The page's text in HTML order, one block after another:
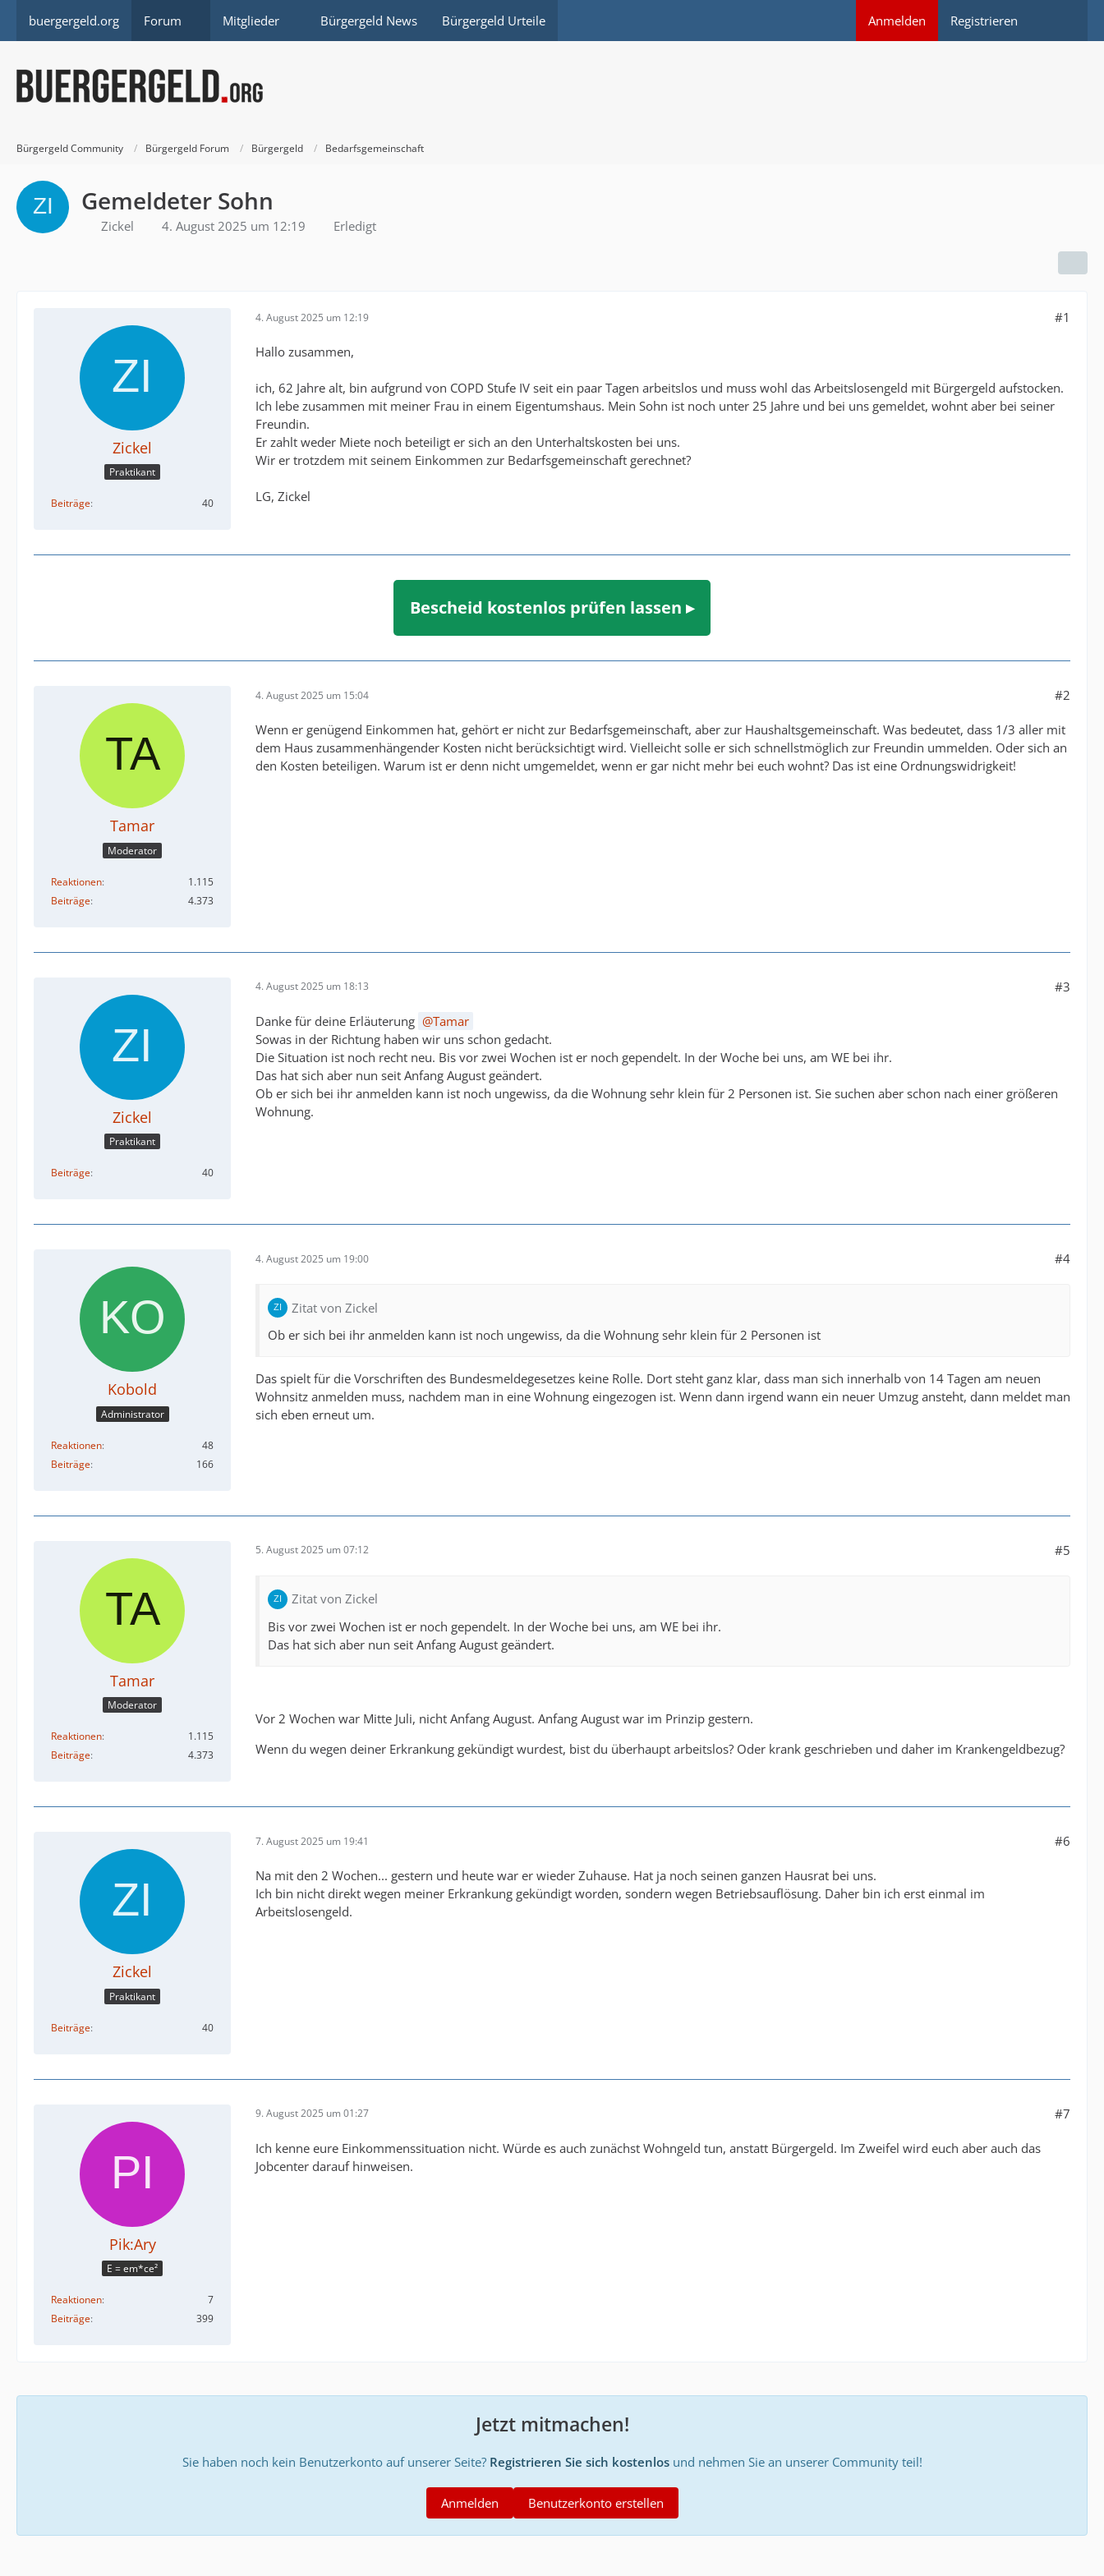
buergergeld.org Forum Mitglieder Bürgergeld News Bürgergeld Urteile Anmelden Registrieren
Bürgergeld Community Bürgergeld Forum Bürgergeld Bedarfsgemeinschaft
Gemeldeter Sohn
Zickel 4. August 2025 um 12:19 Erledigt
Zickel
Praktikant
Beiträge 40
4. August 2025 um 12:19 #1
Hallo zusammen,
ich, 62 Jahre alt, bin aufgrund von COPD Stufe IV seit ein paar Tagen arbeitslos und muss wohl das Arbeitslosengeld mit Bürgergeld aufstocken.
Ich lebe zusammen mit meiner Frau in einem Eigentumshaus. Mein Sohn ist noch unter 25 Jahre und bei uns gemeldet, wohnt aber bei seiner
Freundin.
Er zahlt weder Miete noch beteiligt er sich an den Unterhaltskosten bei uns.
Wir er trotzdem mit seinem Einkommen zur Bedarfsgemeinschaft gerechnet?
LG, Zickel
Bescheid kostenlos prüfen lassen ▸
Tamar
Moderator
Reaktionen
1.115
Beiträge
4.373
4. August 2025 um 15:04 #2
Wenn er genügend Einkommen hat, gehört er nicht zur Bedarfsgemeinschaft, aber zur Haushaltsgemeinschaft. Was bedeutet, dass 1/3 aller mit
dem Haus zusammenhängender Kosten nicht berücksichtigt wird. Vielleicht solle er sich schnellstmöglich zur Freundin ummelden. Oder sich an
den Kosten beteiligen. Warum ist er denn nicht umgemeldet, wenn er gar nicht mehr bei euch wohnt? Das ist eine Ordnungswidrigkeit!
Zickel
Praktikant
Beiträge 40
4. August 2025 um 18:13 #3
Danke für deine Erläuterung
Tamar
Sowas in der Richtung haben wir uns schon gedacht.
Die Situation ist noch recht neu. Bis vor zwei Wochen ist er noch gependelt. In der Woche bei uns, am WE bei ihr.
Das hat sich aber nun seit Anfang August geändert.
Ob er sich bei ihr anmelden kann ist noch ungewiss, da die Wohnung sehr klein für 2 Personen ist. Sie suchen aber schon nach einer größeren
Wohnung.
Kobold
Administrator
Reaktionen
48
Beiträge
166
4. August 2025 um 19:00 #4
Zitat von Zickel
Ob er sich bei ihr anmelden kann ist noch ungewiss, da die Wohnung sehr klein für 2 Personen ist
Das spielt für die Vorschriften des Bundesmeldegesetzes keine Rolle. Dort steht ganz klar, dass man sich innerhalb von 14 Tagen am neuen
Wohnsitz anmelden muss, nachdem man in eine Wohnung eingezogen ist. Wenn dann irgend wann ein neuer Umzug ansteht, dann meldet man
sich eben erneut um.
Tamar
Moderator
Reaktionen
1.115
Beiträge
4.373
5. August 2025 um 07:12 #5
Zitat von Zickel
Bis vor zwei Wochen ist er noch gependelt. In der Woche bei uns, am WE bei ihr.
Das hat sich aber nun seit Anfang August geändert.
Vor 2 Wochen war Mitte Juli, nicht Anfang August. Anfang August war im Prinzip gestern.
Wenn du wegen deiner Erkrankung gekündigt wurdest, bist du überhaupt arbeitslos? Oder krank geschrieben und daher im Krankengeldbezug?
Zickel
Praktikant
Beiträge 40
7. August 2025 um 19:41 #6
Na mit den 2 Wochen... gestern und heute war er wieder Zuhause. Hat ja noch seinen ganzen Hausrat bei uns.
Ich bin nicht direkt wegen meiner Erkrankung gekündigt worden, sondern wegen Betriebsauflösung. Daher bin ich erst einmal im
Arbeitslosengeld.
Pik:Ary
E = em*ce²
Reaktionen
7
Beiträge
399
9. August 2025 um 01:27 #7
Ich kenne eure Einkommenssituation nicht. Würde es auch zunächst Wohngeld tun, anstatt Bürgergeld. Im Zweifel wird euch aber auch das
Jobcenter darauf hinweisen.
Jetzt mitmachen!
Sie haben noch kein Benutzerkonto auf unserer Seite? Registrieren Sie sich kostenlosund nehmen Sie an unserer Community teil!
Benutzerkonto erstellen
Anmelden